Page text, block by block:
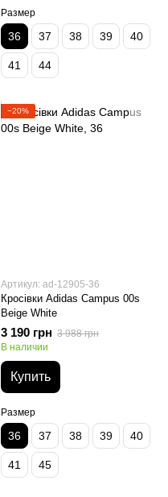
Размер
36 37 38 39 40
41 44
−20%
Артикул: ad-12905-36
Кросівки Adidas Campus 00s
Beige White
3 190 грн 3 988 грн
В наличии
Купить
Размер
36 37 38 39 40
41 45